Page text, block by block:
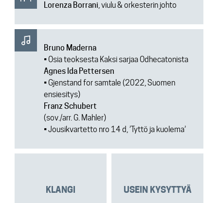
Lorenza Borrani, viulu & orkesterin johto
Bruno Maderna
• Osia teoksesta Kaksi sarjaa Odhecatonista
Agnes Ida Pettersen
• Gjenstand for samtale (2022, Suomen
ensiesitys)
Franz Schubert
(sov./arr. G. Mahler)
• Jousikvartetto nro 14 d, ’Tyttö ja kuolema’
KLANGI USEIN KYSYTTYÄ